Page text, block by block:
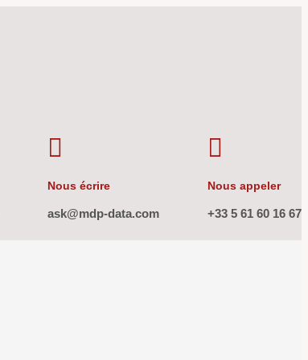

Nous écrire
ask@mdp-data.com

Nous appeler
+33 5 61 60 16 67